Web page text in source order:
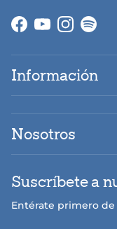
Facebook
YouTubeInstagram
Información
Nosotros
Suscríbete a
Entérate primero de